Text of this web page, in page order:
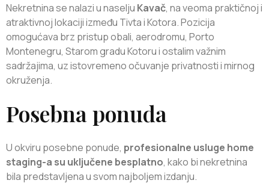
Nekretnina se nalazi u naselju Kavač, na veoma praktičnoj i
atraktivnoj lokaciji između Tivta i Kotora. Pozicija
omogućava brz pristup obali, aerodromu, Porto
Montenegru, Starom gradu Kotoru i ostalim važnim
sadržajima, uz istovremeno očuvanje privatnosti i mirnog
okruženja.
Posebna ponuda
U okviru posebne ponude, profesionalne usluge home
staging-a su uključene besplatno, kako bi nekretnina
bila predstavljena u svom najboljem izdanju.